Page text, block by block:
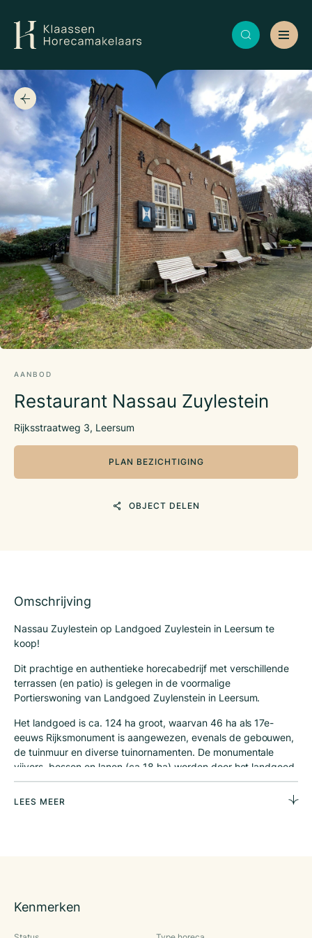
AANBOD
Restaurant Nassau Zuylestein
Rijksstraatweg 3, Leersum
PLAN BEZICHTIGING
OBJECT DELEN
Omschrijving
Nassau Zuylestein op Landgoed Zuylestein in Leersum te
koop!
Dit prachtige en authentieke horecabedrijf met verschillende
terrassen (en patio) is gelegen in de voormalige
Portierswoning van Landgoed Zuylenstein in Leersum.
Het landgoed is ca. 124 ha groot, waarvan 46 ha als 17e-
eeuws Rijksmonument is aangewezen, evenals de gebouwen,
de tuinmuur en diverse tuinornamenten. De monumentale
vijvers, bossen en lanen (ca 18 ha) worden door het landgoed
geëxploiteerd en onderhouden, 22 ha is natuur bos en worden
dusdanig beheerd. De landbouwgronden (ca 55 ha) worden
granen van het Landgoed. Momenteel is het bedrijf alleen
LEES MEER
Kenmerken